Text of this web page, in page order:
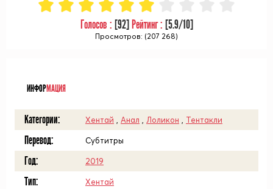
Голосов : [92] Рейтинг : [5.9/10]
Просмотров: (207 268)
ИНФОРМАЦИЯ
Категории: Хентай Анал Лоликон Тентакли
Перевод: Субтитры
Год: 2019
Тип: Хентай